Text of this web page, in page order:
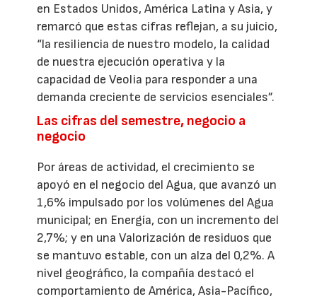
en Estados Unidos, América Latina y Asia, y
remarcó que estas cifras reflejan, a su juicio,
“la resiliencia de nuestro modelo, la calidad
de nuestra ejecución operativa y la
capacidad de Veolia para responder a una
demanda creciente de servicios esenciales”.
Las cifras del semestre, negocio a
negocio
Por áreas de actividad, el crecimiento se
apoyó en el negocio del Agua, que avanzó un
1,6% impulsado por los volúmenes del Agua
municipal; en Energía, con un incremento del
2,7%; y en una Valorización de residuos que
se mantuvo estable, con un alza del 0,2%. A
nivel geográfico, la compañía destacó el
comportamiento de América, Asia-Pacífico,